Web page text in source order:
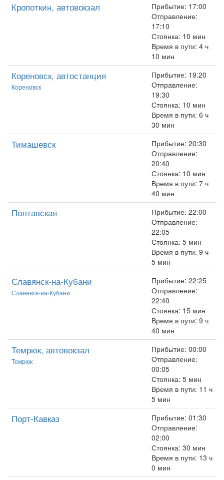
Кропоткин, автовокзал
Прибытие: 17:00
Отправление:
17:10
Стоянка: 10 мин
Время в пути: 4 ч
10 мин
Кореновск, автостанция
Кореновск
Прибытие: 19:20
Отправление:
19:30
Стоянка: 10 мин
Время в пути: 6 ч
30 мин
Тимашевск
Прибытие: 20:30
Отправление:
20:40
Стоянка: 10 мин
Время в пути: 7 ч
40 мин
Полтавская
Прибытие: 22:00
Отправление:
22:05
Стоянка: 5 мин
Время в пути: 9 ч
5 мин
Славянск-на-Кубани
Славянск-на-Кубани
Прибытие: 22:25
Отправление:
22:40
Стоянка: 15 мин
Время в пути: 9 ч
40 мин
Темрюк, автовокзал
Темрюк
Прибытие: 00:00
Отправление:
00:05
Стоянка: 5 мин
Время в пути: 11 ч
5 мин
Порт-Кавказ
Прибытие: 01:30
Отправление:
02:00
Стоянка: 30 мин
Время в пути: 13 ч
0 мин